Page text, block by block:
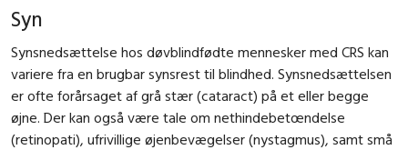
Syn
Synsnedsættelse hos døvblindfødte mennesker med CRS kan
variere fra en brugbar synsrest til blindhed. Synsnedsættelsen
er ofte forårsaget af grå stær (cataract) på et eller begge
øjne. Der kan også være tale om nethindebetœndelse
(retinopati), ufrivillige øjenbevægelser (nystagmus), samt små